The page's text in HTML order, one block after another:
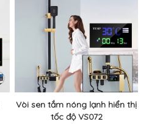
Vòi sen tắm nóng lạnh hiển thị
tốc độ VS072